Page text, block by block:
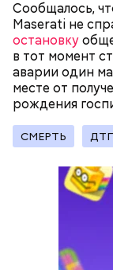
Сообщалось,
Maserati не
остановку
в тот момент
аварии один
месте от
рождения
СМЕРТЬ
— Личность
может
Параллельно с
«Перехват».
Помимо этого,
— Все дети
При этом
занималась
находится